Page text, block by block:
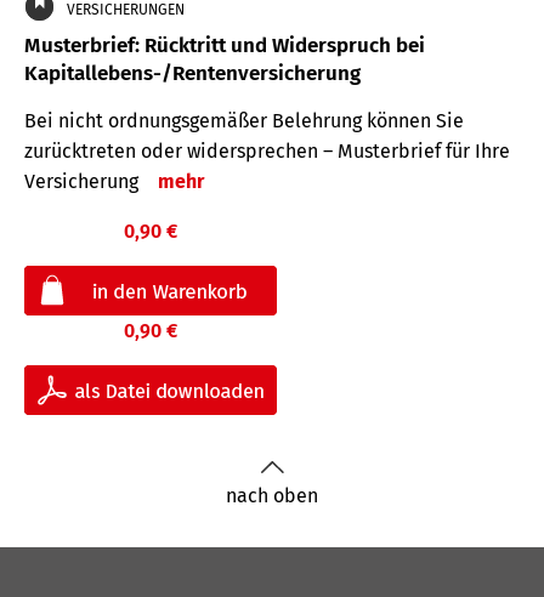
VERSICHERUNGEN
Musterbrief: Rücktritt und Widerspruch bei
Kapitallebens-/Rentenversicherung
Bei nicht ordnungsgemäßer Belehrung können Sie
zurücktreten oder widersprechen – Musterbrief für Ihre
Versicherung
mehr
0,90 €
0,90 €
nach oben